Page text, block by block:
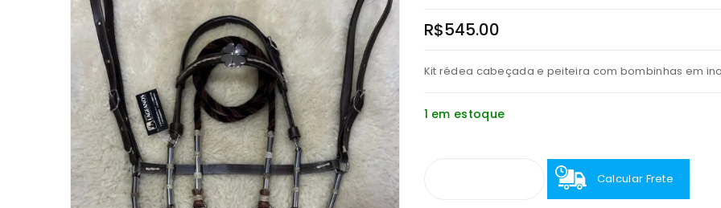
R$545.00
Kit rédea cabeçada e peiteira com bombinhas em
1 em estoque
Calcular Frete